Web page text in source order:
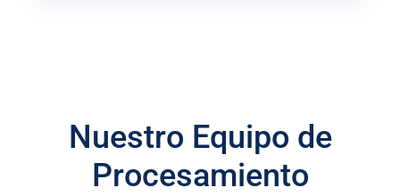
Nuestro Equipo de
Procesamiento